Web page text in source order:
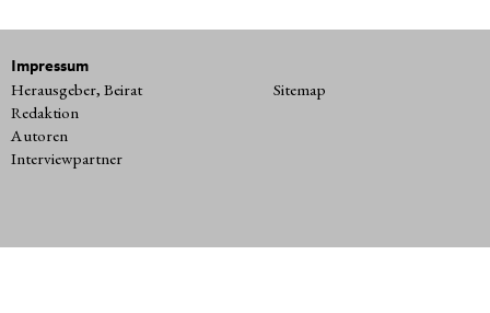
Impressum
Herausgeber, Beirat
Redaktion
Autoren
Interviewpartner
Sitemap